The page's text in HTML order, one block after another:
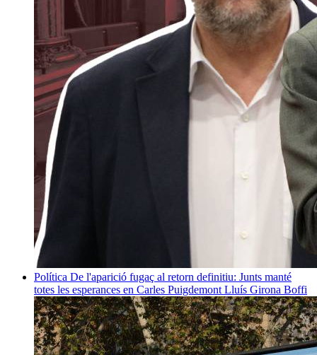
Política De l'aparició fugaç al retorn definitiu: Junts manté
totes les esperances en Carles Puigdemont Lluís Girona Boffi